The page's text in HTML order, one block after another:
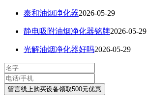
泰和油烟净化器2026-05-29
静电吸附油烟净化器铭牌2026-05-29
光解油烟净化器好吗2026-05-29